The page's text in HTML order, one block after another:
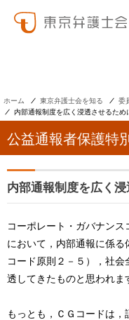
ホーム 東京弁護士会を知る 委
内部通報制度を広く浸透させるため
公益通報者保護特
内部通報制度を広く浸
コーポレート・ガバナンス
において，内部通報に係る
コード原則２－５），社
透してきたものと思われま
もっとも，ＣＧコードは